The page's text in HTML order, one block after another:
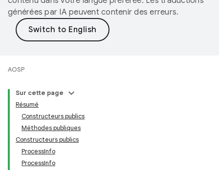
générées par IA peuvent contenir des erreurs.
AOSP
Sur cette page
Résumé
Constructeurs publics
Méthodes publiques
Constructeurs publics
ProcessInfo
ProcessInfo